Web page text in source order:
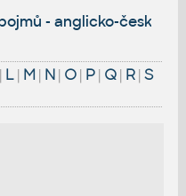
- anglicko-český
| L| M| N| O| P| Q| R| S